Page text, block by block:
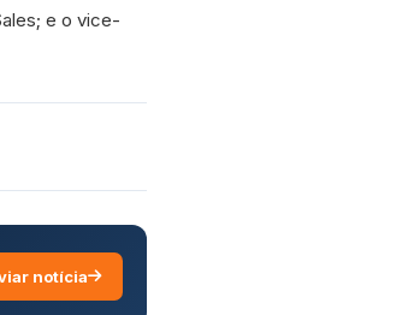
e o vice-
notícia